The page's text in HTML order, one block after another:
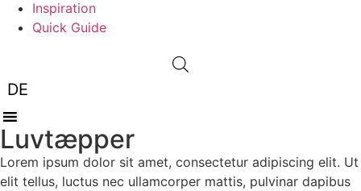
Inspiration
Quick Guide
DE
Luvtæpper
Lorem ipsum dolor sit amet, consectetur adipiscing elit. Ut
elit tellus, luctus nec ullamcorper mattis, pulvinar dapibus